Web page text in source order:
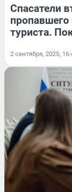
Спасатели
туриста.
2 сентября, 2025,